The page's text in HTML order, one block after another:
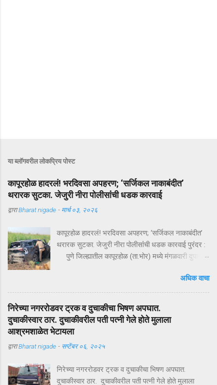
या ब्लॉगवरील लोकप्रिय पोस्ट
कापूरहोळ हादरलं! भरदिवसा अपहरण; ‘सर्जिकल नाकाबंदीत’
थरारक सुटका. जेजुरी नीरा पोलीसांंची धडक कारवाई
द्वाराBharat nigade - मार्च ०३, २०२६
कापूरहोळ हादरलं! भरदिवसा अपहरण; ‘सर्जिकल नाकाबंदीत’
थरारक सुटका. जेजुरी नीरा पोलीसांंची धडक कारवाई पुरंदर :
पुणे जिल्ह्यातील कापूरहोळ (ता.भोर) मध्ये मंगळवारी दुपारी
अक्षरशः हादरवून सोडलं. एका नामांकित व्यापाऱ्याच्या १८ वर्षीय
मुलाला भरदिवसा काळ्या XUVमधून जबरदस्तीने उचलून
नेण्यात आलं आणि काही क्षणांत गावात भीतीचं सावट दाटून
आलं. पण काही तासांतच पोलिसांनी उभारलेल्या ‘सर्जिकल
नाकाबंदी’मुळे चित्र पालटलं—आणि युवकाची सुखरूप सुटका
झाली. क्षणात घडलेलं अपहरण, गावात खळबळ दुपारचा
नेहमीसारखा गजबजलेला वेळ. कापूरहोळच्या मुख्य रस्त्यावर
युवकाला जबरदस्तीने गाडीत बसवून वाहन भरधाव वेगाने निघून
अधिक वाचा
निरेच्या नगररोडवर ट्रक व दुचाकीचा भिषण अपघात.
दुचाकीस्वार ठार. दुचाकीवरील पती पत्नी गेले होते मुलाला
आश्रमशाळेत भेटायला
द्वाराBharat nigade - सप्टेंबर ०६, २०२५
निरेच्या नगररोडवर ट्रक व दुचाकीचा भिषण अपघात.
दुचाकीस्वार ठार. दुचाकीवरील पती पत्नी गेले होते मुलाला